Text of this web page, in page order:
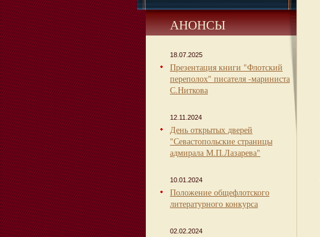
АНОНСЫ
18.07.2025
Презентация книги "Флотский
переполох" писателя -мариниста
С.Ниткова
12.11.2024
День открытых дверей
"Севастопольские страницы
адмирала М.П.Лазарева"
10.01.2024
Положение общефлотского
литературного конкурса
02.02.2024